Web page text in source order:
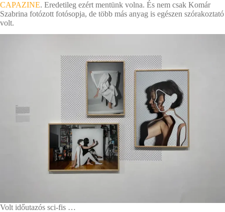
CAPAZINE. Eredetileg ezért mentünk volna. És nem csak Komár
Szabrina fotózott fotósopja, de több más anyag is egészen szórakoztató
volt.
Volt időutazós sci-fis …